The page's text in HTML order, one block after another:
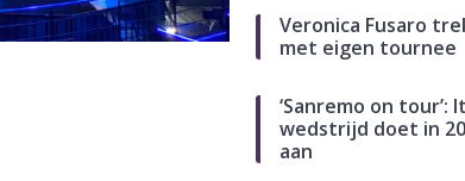
Veronica Fusaro
met eigen tournee
‘Sanremo on tour’:
wedstrijd doet in
aan